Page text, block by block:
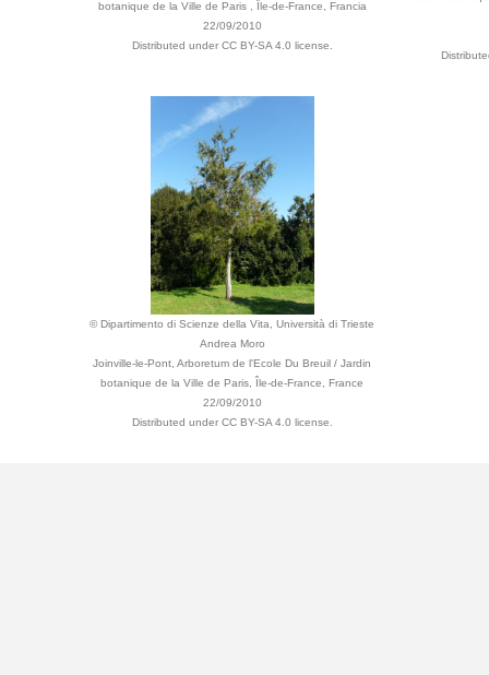
botanique de la Ville de Paris , Île-de-France, Francia
22/09/2010
Distributed under CC BY-SA 4.0 license.
© Dipartimento di Scienze della Vita, Università di Trieste
Andrea Moro
Joinville-le-Pont, Arboretum de l'Ecole Du Breuil / Jardin
botanique de la Ville de Paris, Île-de-France, France
22/09/2010
Distributed under CC BY-SA 4.0 license.